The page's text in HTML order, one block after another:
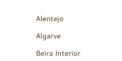
Alentejo
Algarve
Beira Interior